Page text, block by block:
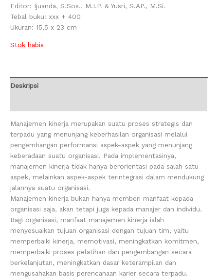
Editor: Ijuanda, S.Sos., M.I.P. & Yusri, S.AP., M.Si.
Tebal buku: xxx + 400
Ukuran: 15,5 x 23 cm
Stok habis
Deskripsi
Manajemen kinerja merupakan suatu proses strategis dan
terpadu yang menunjang keberhasilan organisasi melalui
pengembangan performansi aspek-aspek yang menunjang
keberadaan suatu organisasi. Pada implementasinya,
manajemen kinerja tidak hanya berorientasi pada salah satu
aspek, melainkan aspek-aspek terintegrasi dalam mendukung
jalannya suatu organisasi.
Manajemen kinerja bukan hanya memberi manfaat kepada
organisasi saja, akan tetapi juga kepada manajer dan individu.
Bagi organisasi, manfaat manajemen kinerja ialah
menyesuaikan tujuan organisasi dengan tujuan tim, yaitu
memperbaiki kinerja, memotivasi, meningkatkan komitmen,
memperbaiki proses pelatihan dan pengembangan secara
berkelanjutan, meningkatkan dasar keterampilan dan
mengusahakan basis perencanaan karier secara terpadu.